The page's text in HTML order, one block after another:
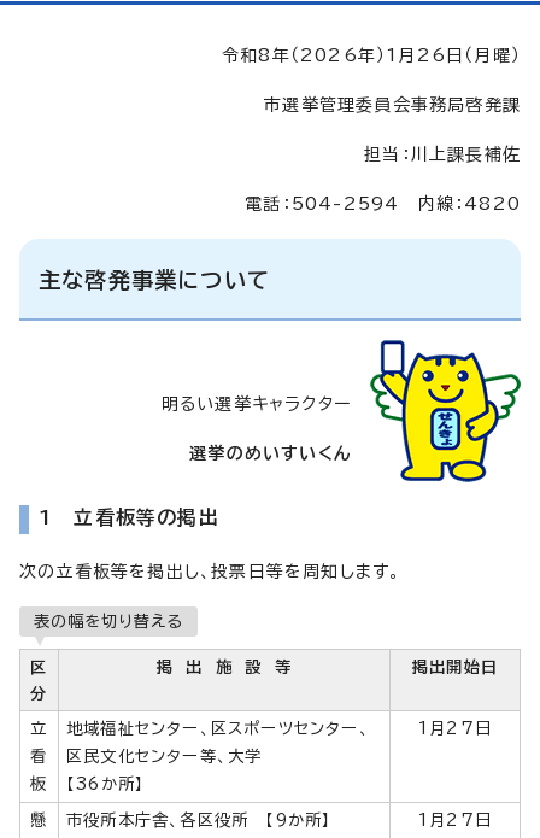
令和8年（2026年）1月26日（月曜）
市選挙管理委員会事務局啓発課
担当：川上課長補佐
電話：504-2594 内線：4820
主な啓発事業について
明るい選挙キャラクター
選挙のめいすいくん
1 立看板等の掲出
次の立看板等を掲出し、投票日等を周知します。
表の幅を切り替える
区
分
掲 出 施 設 等 掲出開始日
立
看
板
地域福祉センター、区スポーツセンター、
区民文化センター等、大学
【36か所】
1月27日
懸
市役所本庁舎、各区役所 【9か所】
1月27日